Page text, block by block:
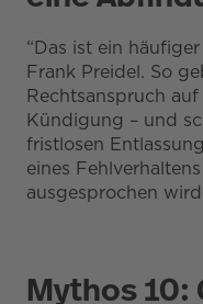
“Das ist ein
Frank Preidel. So
Rechtsanspruch auf
Kündigung – und
fristlosen
eines
ausgesprochen
Mythos 10: